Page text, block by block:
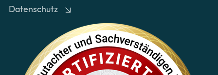
Datenschutz